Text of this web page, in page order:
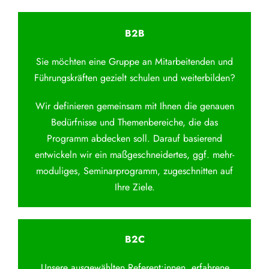
B2B
Sie möchten eine Gruppe an Mitarbeitenden und
Führungskräften gezielt schulen und weiterbilden?
Wir definieren gemeinsam mit Ihnen die genauen
Bedürfnisse und Themenbereiche, die das
Programm abdecken soll. Darauf basierend
entwickeln wir ein maßgeschneidertes, ggf. mehr-
moduliges, Seminarprogramm, zugeschnitten auf
Ihre Ziele.
B2C